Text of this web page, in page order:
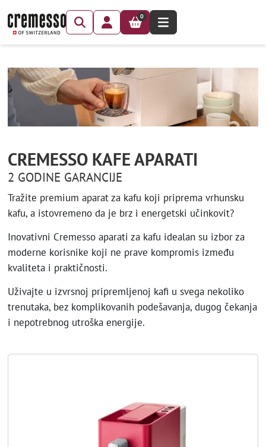
0
CREMESSO KAFE APARATI
2 GODINE GARANCIJE
Tražite premium aparat za kafu koji priprema vrhunsku
kafu, a istovremeno da je brz i energetski učinkovit?
Inovativni Cremesso aparati za kafu idealan su izbor za
moderne korisnike koji ne prave kompromis između
kvaliteta i praktičnosti.
Uživajte u izvrsnoj pripremljenoj kafi u svega nekoliko
trenutaka, bez komplikovanih podešavanja, dugog čekanja
i nepotrebnog utroška energije.